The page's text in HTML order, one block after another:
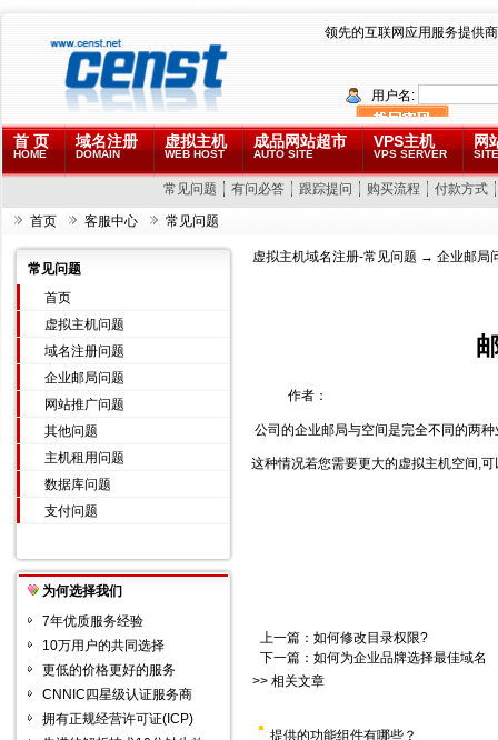
领先的互联网应用服务提供商
用户名:
首 页
HOME
域名注册
DOMAIN
虚拟主机
WEB HOST
成品网站超市
AUTO SITE
VPS主机
VPS SERVER
网
常见问题 有问必答 跟踪提问 购买流程 付款方式
首页 客服中心 常见问题
常见问题
首页
虚拟主机问题
域名注册问题
企业邮局问题
网站推广问题
其他问题
主机租用问题
数据库问题
支付问题
为何选择我们
7年优质服务经验
10万用户的共同选择
更低的价格更好的服务
CNNIC四星级认证服务商
拥有正规经营许可证(ICP)
虚拟主机域名注册-常见问题 → 企业邮局
作者：
公司的企业邮局与空间是完全不同的两
这种情况若您需要更大的虚拟主机空间,
上一篇： 如何修改目录权限?
下一篇： 如何为企业品牌选择最佳域名
>> 相关文章
提供的功能组件有哪些？